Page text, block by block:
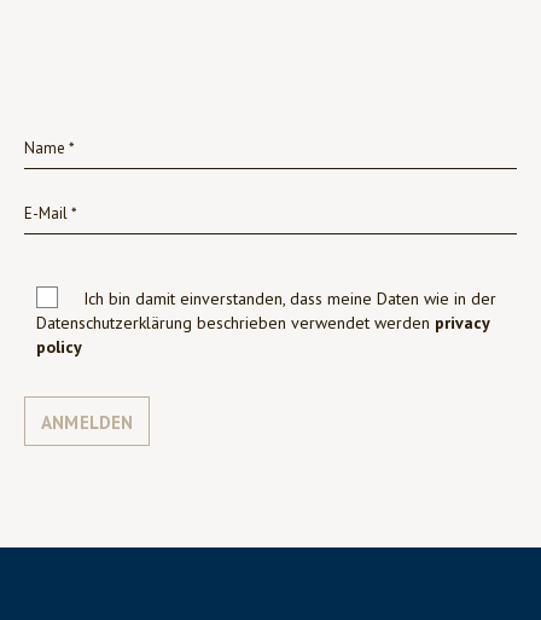
Ich bin damit einverstanden, dass meine Daten wie in der
Datenschutzerklärung beschrieben verwendet werden privacy
policy
ANMELDEN